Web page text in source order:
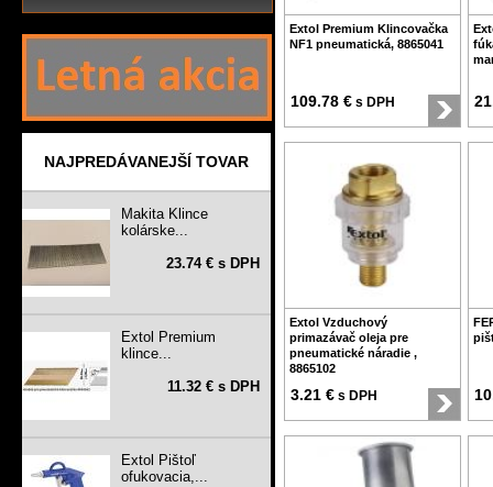
NAJPREDÁVANEJŠÍ TOVAR
Makita Klince
kolárske...
23.74 € s DPH
Extol Premium
klince...
11.32 € s DPH
Extol Pištoľ
ofukovacia,...
Extol Premium Klincovačka
NF1 pneumatická, 8865041
109.78 € s DPH
Extol Vzduchový
primazávač oleja pre
pneumatické náradie ,
8865102
3.21 € s DPH